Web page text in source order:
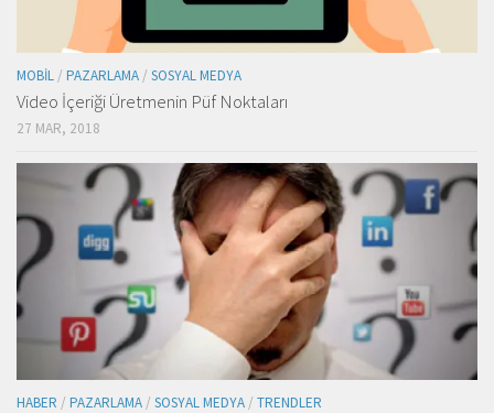
MOBIL / PAZARLAMA / SOSYAL MEDYA
Video İçeriği Üretmenin Püf Noktaları
27 MAR, 2018
HABER / PAZARLAMA / SOSYAL MEDYA / TRENDLER